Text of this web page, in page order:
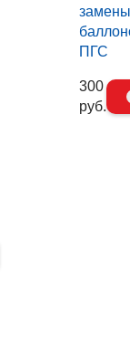
замены
ПГС
300
руб.